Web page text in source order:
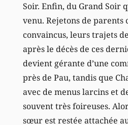
Soir. Enfin, du Grand Soir
venu. Rejetons de parents
convaincus, leurs trajets
après le décès de ces
devient gérante d’une
près de Pau, tandis que
avec de menus larcins et
souvent très foireuses.
sœur est restée attachée